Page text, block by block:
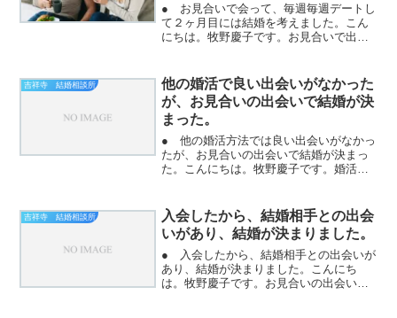
● お見合いで会って、毎週毎週デートし
て２ヶ月目には結婚を考えました。こん
にちは。牧野慶子です。お見合いで出会
接連絡を取り合って、デートをして頂き
ます。毎週毎週です。週...
吉祥寺 結婚相談所
他の婚活で良い出会いがなかった
が、お見合いの出会いで結婚が決
まった。
● 他の婚活方法では良い出会いがなかっ
たが、お見合いの出会いで結婚が決まっ
た。こんにちは。牧野慶子です。婚活の
アプリ、お見合いパーティー、婚活パー
ティー、イベント婚活な...
吉祥寺 結婚相談所
入会したから、結婚相手との出会
いがあり、結婚が決まりました。
● 入会したから、結婚相手との出会いが
あり、結婚が決まりました。こんにち
は。牧野慶子です。お見合いの出会いか